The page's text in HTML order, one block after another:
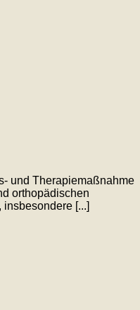
und Therapiemaßnahme
orthopädischen
[...]